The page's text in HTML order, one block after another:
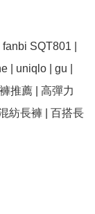
SQT801 |
| uniqlo | gu |
推薦 | 高彈力
紡長褲 | 百搭長